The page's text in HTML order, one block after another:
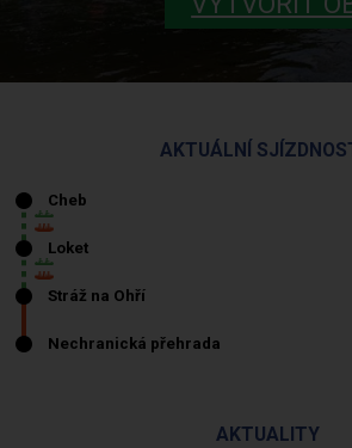
AKTUÁLNÍ
AKTUALITY